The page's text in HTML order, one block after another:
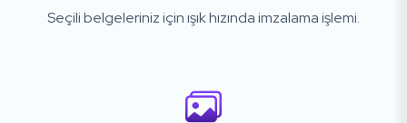
Seçili belgeleriniz için ışık hızında imzalama işlemi.